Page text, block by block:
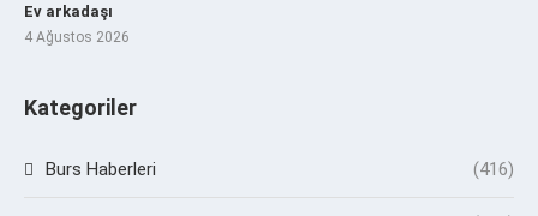
Ev arkadaşı
4 Ağustos 2026
Kategoriler
Burs Haberleri (416)